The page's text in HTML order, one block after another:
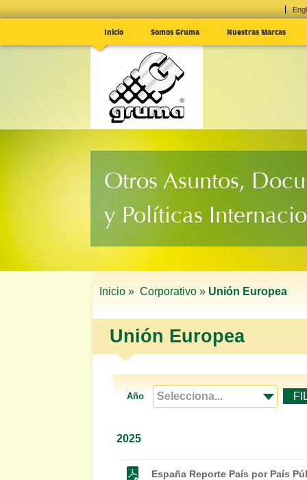
Inicio Somos Gruma Nuestras Marcas
Otros Asuntos,
y Políticas
Inicio » Corporativo » Unión Europea
Unión Europea
Año
2025
España Reporte País por País